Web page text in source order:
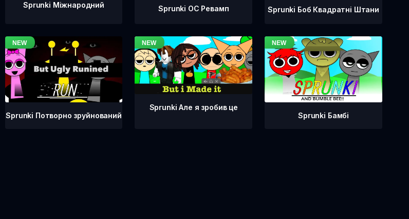
Sprunki Міжнародний Sprunki OC Ревамп Sprunki Боб Квадратні Штани
Sprunki Потворно зруйнований
Sprunki Але я зробив це
Sprunki Бамбі